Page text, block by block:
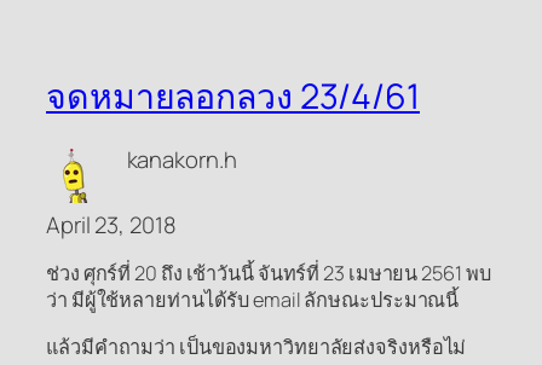
จดหมายลอกลวง 23/4/61
kanakorn.h
April 23, 2018
ช่วง ศุกร์ที่ 20 ถึง เช้าวันนี้ จันทร์ที่ 23 เมษายน 2561 พบ
ว่า มีผู้ใช้หลายท่านได้รับ email ลักษณะประมาณนี้
แล้วมีคำถามว่า เป็นของมหาวิทยาลัยส่งจริงหรือไม่